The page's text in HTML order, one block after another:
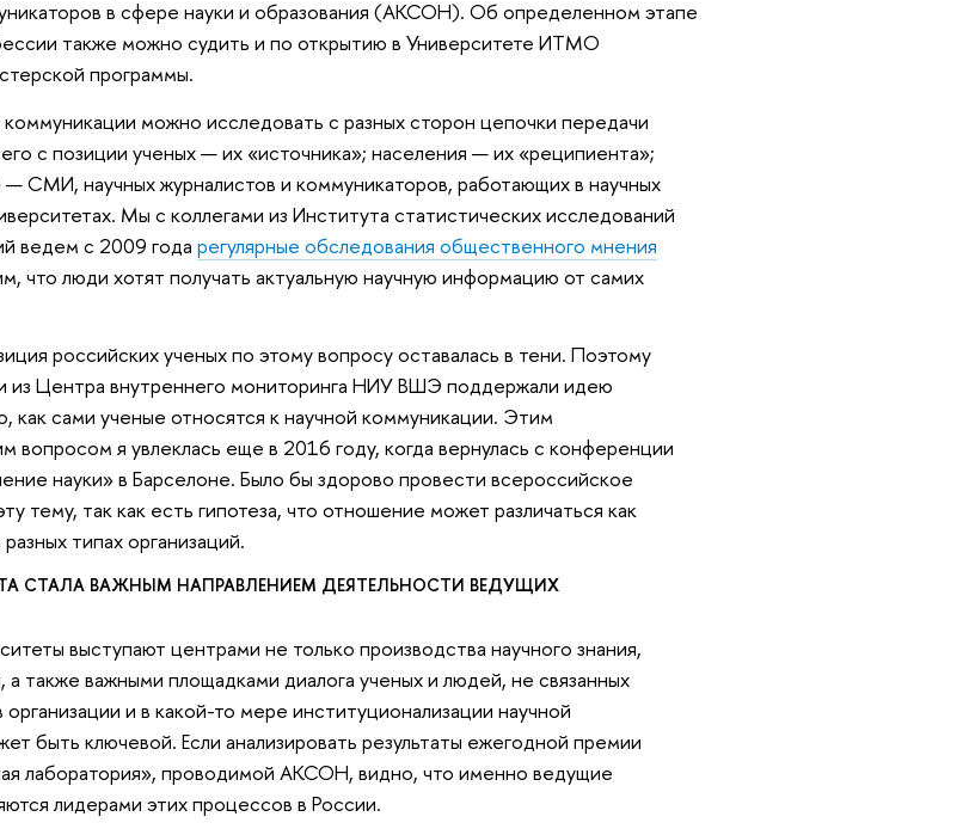
в сфере науки и образования (АКСОН). Об определенном этапе
также можно судить и по открытию в Университете ИТМО
программы.
можно исследовать с разных сторон цепочки передачи
с позиции ученых — их «источника»; населения — их «реципиента»;
— СМИ, научных журналистов и коммуникаторов, работающих в научных
Мы с коллегами из Института статистических исследований
ведем с 2009 годарегулярные обследования общественного мнения
что люди хотят получать актуальную научную информацию от самих
российских ученых по этому вопросу оставалась в тени. Поэтому
из Центра внутреннего мониторинга НИУ ВШЭ поддержали идею
как сами ученые относятся к научной коммуникации. Этим
вопросом я увлеклась еще в 2016 году, когда вернулась с конференции
науки» в Барселоне. Было бы здорово провести всероссийское
тему, так как есть гипотеза, что отношение может различаться как
типах организаций.
СТАЛА ВАЖНЫМ НАПРАВЛЕНИЕМ ДЕЯТЕЛЬНОСТИ ВЕДУЩИХ
выступают центрами не только производства научного знания,
а также важными площадками диалога ученых и людей, не связанных
организации и в какой-то мере институционализации научной
быть ключевой. Если анализировать результаты ежегодной премии
лаборатория», проводимой АКСОН, видно, что именно ведущие
лидерами этих процессов в России.